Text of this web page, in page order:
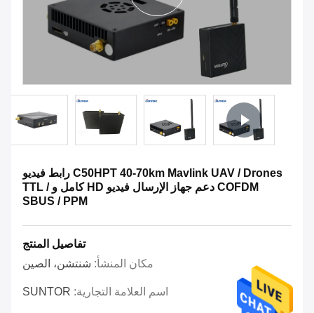
C50HPT 40-70km Mavlink UAV / Drones رابط فيديو
COFDM دعم جهاز الإرسال فيديو HD كامل و TTL /
SBUS / PPM
تفاصيل المنتج
مكان المنشأ: شنتشن، الصين
اسم العلامة التجارية: SUNTOR